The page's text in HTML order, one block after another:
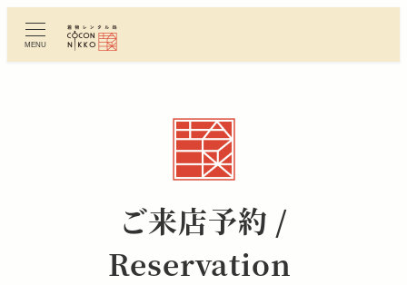
ン
MENU
ご来店予約 /
Reservation